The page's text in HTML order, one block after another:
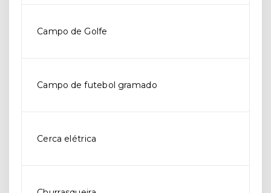
Campo de Golfe
Campo de futebol gramado
Cerca elétrica